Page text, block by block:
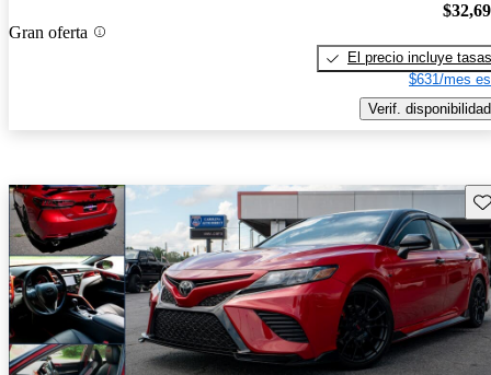
Gran oferta
El precio incluye tasas
$631/mes
Verif. disponibilidad